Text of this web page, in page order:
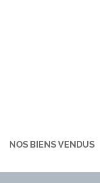
NOS BIENS VENDUS